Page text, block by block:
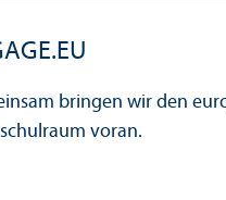
bringen wir den
voran.